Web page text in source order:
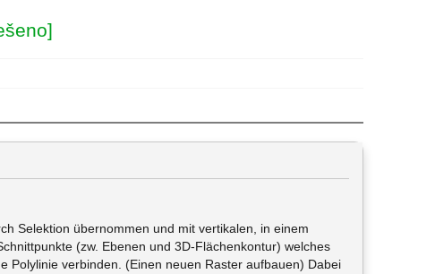
Selektion übernommen und mit vertikalen, in einem
(zw. Ebenen und 3D-Flächenkontur) welches
Polylinie verbinden. (Einen neuen Raster aufbauen) Dabei